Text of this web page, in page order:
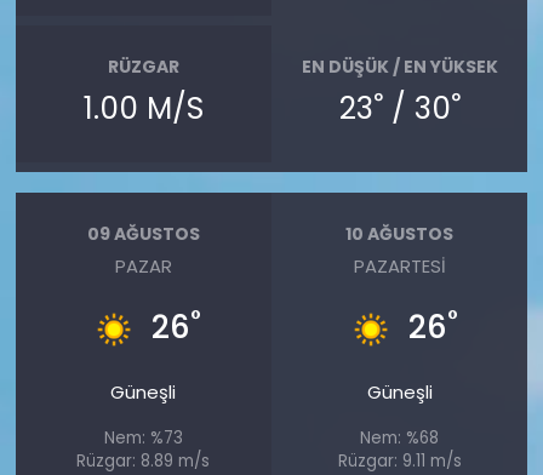
RÜZGAR
1.00 M/S
EN DÜŞÜK / EN YÜKSEK
23°/ 30°
09 AĞUSTOS
PAZAR
26°
Güneşli
Nem: %73
Rüzgar: 8.89 m/s
10 AĞUSTOS
PAZARTESI
26°
Güneşli
Nem: %68
Rüzgar: 9.11 m/s